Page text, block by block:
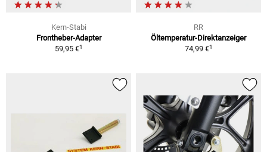
Kern-Stabi
Frontheber-Adapter
59,95 €1
RR
Öltemperatur-Direktanzeiger
74,99 €1